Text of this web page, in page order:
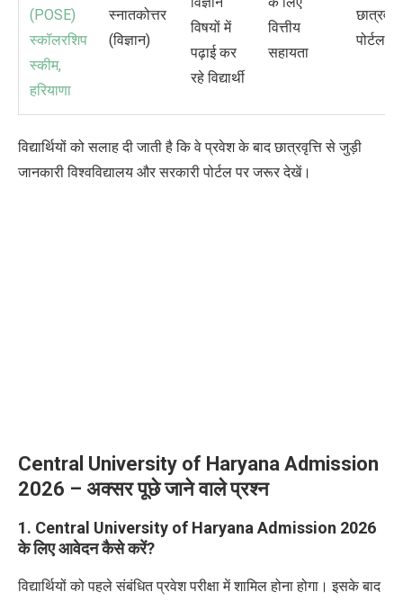
(POSE)
स्कॉलरशिप
स्कीम,
हरियाणा
स्नातकोत्तर
(विज्ञान)
विषयों में
पढ़ाई कर
रहे विद्यार्थी
वित्तीय
सहायता
छात्रवृत्ति
पोर्टल
विद्यार्थियों को सलाह दी जाती है कि वे प्रवेश के बाद छात्रवृत्ति से जुड़ी
जानकारी विश्वविद्यालय और सरकारी पोर्टल पर जरूर देखें।
Central University of Haryana Admission
2026 – अक्सर पूछे जाने वाले प्रश्न
1. Central University of Haryana Admission 2026
के लिए आवेदन कैसे करें?
विद्यार्थियों को पहले संबंधित प्रवेश परीक्षा में शामिल होना होगा। इसके बाद